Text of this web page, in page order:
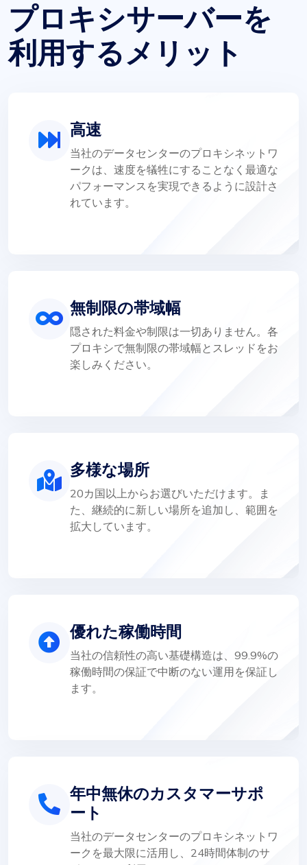
プロキシサーバーを
利用するメリット
高速
当社のデータセンターのプロキシネットワ
ークは、速度を犠牲にすることなく最適な
パフォーマンスを実現できるように設計さ
れています。
無制限の帯域幅
隠された料金や制限は一切ありません。各
プロキシで無制限の帯域幅とスレッドをお
楽しみください。
多様な場所
20カ国以上からお選びいただけます。ま
た、継続的に新しい場所を追加し、範囲を
拡大しています。
優れた稼働時間
当社の信頼性の高い基礎構造は、99.9%の
稼働時間の保証で中断のない運用を保証し
ます。
年中無休のカスタマーサポ
ート
当社のデータセンターのプロキシネットワ
ークを最大限に活用し、24時間体制のサ